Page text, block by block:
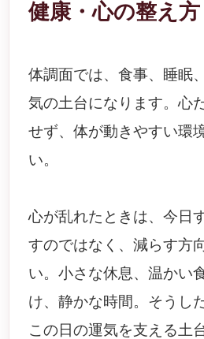
健康・心の整え方
体調面では、食事、睡眠
気の土台になります。心
せず、体が動きやすい環
い。
心が乱れたときは、今日
すのではなく、減らす方
い。小さな休息、温かい
け、静かな時間。そうし
この日の運気を支える土